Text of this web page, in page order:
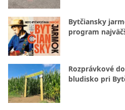
Bytčiansky
program
Rozprávkové
bludisko pri